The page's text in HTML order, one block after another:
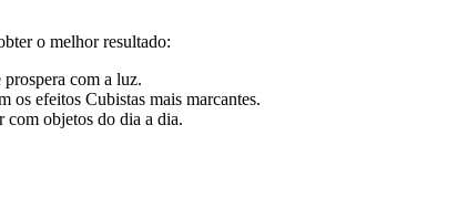
o melhor resultado:
com a luz.
os efeitos Cubistas mais marcantes.
com objetos do dia a dia.